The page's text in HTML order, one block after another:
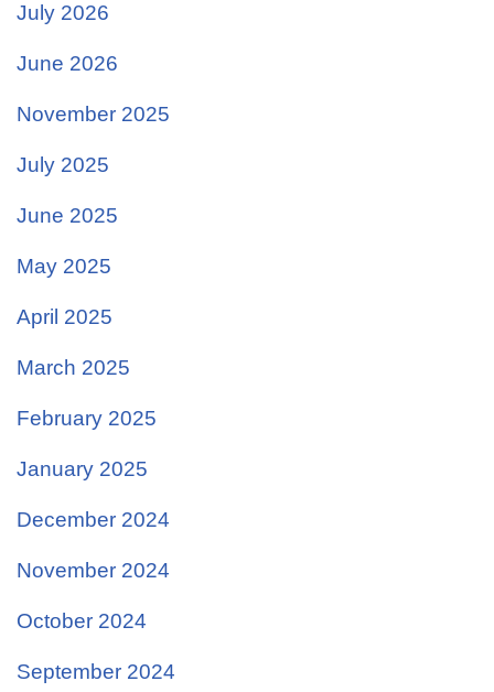
July 2026
June 2026
November 2025
July 2025
June 2025
May 2025
April 2025
March 2025
February 2025
January 2025
December 2024
November 2024
October 2024
September 2024